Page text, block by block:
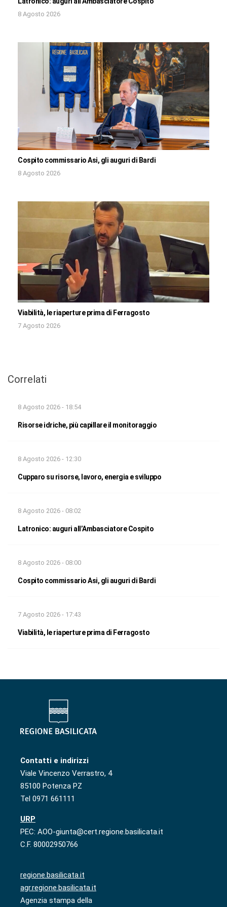
8 Agosto 2026
Cospito commissario Asi, gli auguri di Bardi
8 Agosto 2026
Viabilità, le riaperture prima di Ferragosto
7 Agosto 2026
Correlati
8 Agosto 2026 - 18:54
Risorse idriche, più capillare il monitoraggio
8 Agosto 2026 - 12:30
Cupparo su risorse, lavoro, energia e sviluppo
8 Agosto 2026 - 08:02
Latronico: auguri all’Ambasciatore Cospito
8 Agosto 2026 - 08:00
Cospito commissario Asi, gli auguri di Bardi
7 Agosto 2026 - 17:43
Viabilità, le riaperture prima di Ferragosto
Contatti e indirizzi
Viale Vincenzo Verrastro, 4
85100 Potenza PZ
Tel 0971 661111
URP
PEC: AOO-giunta@cert.regione.basilicata.it
C.F. 80002950766
regione.basilicata.it
agr.regione.basilicata.it
Agenzia stampa della